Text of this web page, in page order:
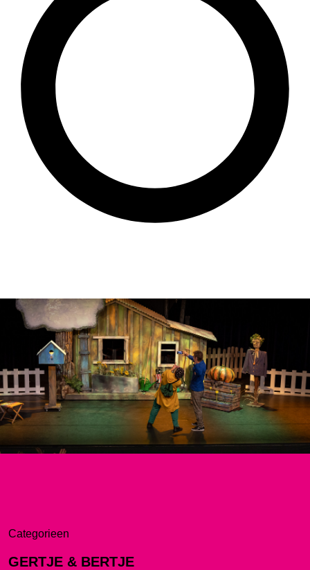
nieuw lied….. wat zal
Sinterklaas blij z
Categorieen
GERTJE & BERTJE